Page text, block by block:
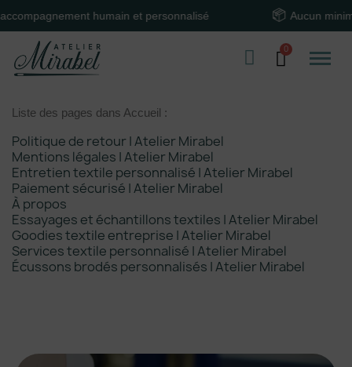
humain et personnalisé Aucun
Liste des pages dans Accueil :
Politique de retour | Atelier Mirabel
Mentions légales | Atelier Mirabel
Entretien textile personnalisé | Atelier Mirabel
Paiement sécurisé | Atelier Mirabel
À propos
Essayages et échantillons textiles | Atelier Mirabel
Goodies textile entreprise | Atelier Mirabel
Services textile personnalisé | Atelier Mirabel
Écussons brodés personnalisés | Atelier Mirabel